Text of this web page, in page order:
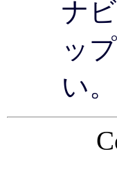
ナ
ッ
い。